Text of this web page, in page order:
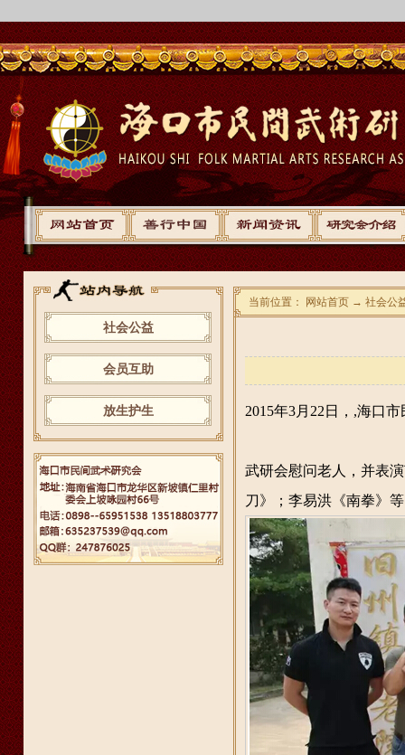
社会公益
会员互助
放生护生
当前位置： 网站首页 → 社会公
2015年3月22日， ,海口市
武研会慰问老人，并表
刀》；李易洪《南拳》